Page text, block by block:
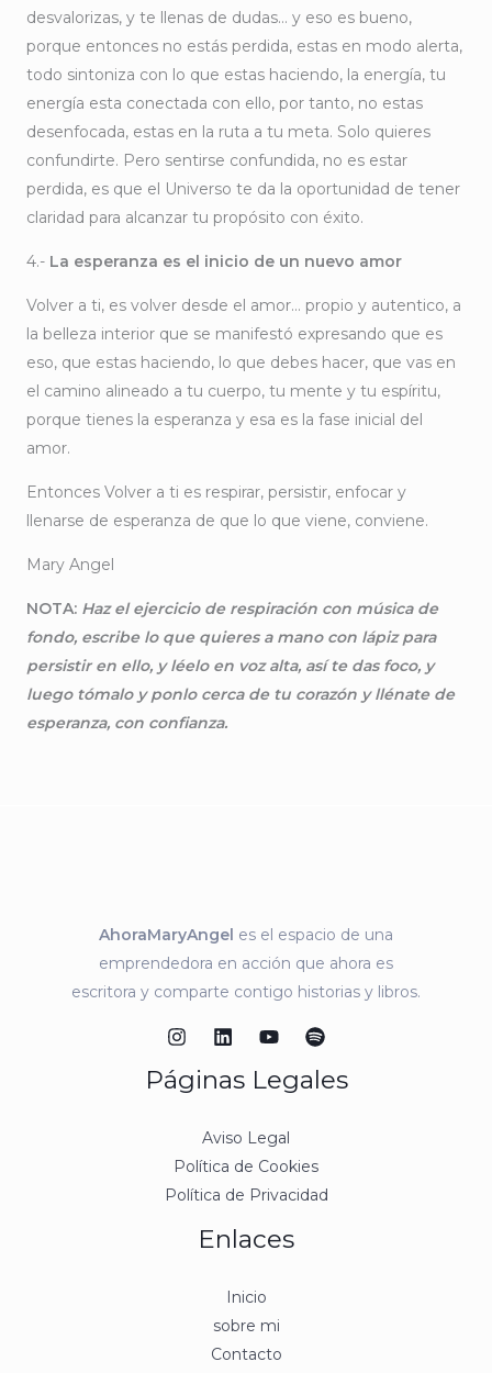
desvalorizas, y te llenas de dudas… y eso es bueno,
porque entonces no estás perdida, estas en modo alerta,
todo sintoniza con lo que estas haciendo, la energía, tu
energía esta conectada con ello, por tanto, no estas
desenfocada, estas en la ruta a tu meta. Solo quieres
confundirte. Pero sentirse confundida, no es estar
perdida, es que el Universo te da la oportunidad de tener
claridad para alcanzar tu propósito con éxito.
4.- La esperanza es el inicio de un nuevo amor
Volver a ti, es volver desde el amor… propio y autentico, a
la belleza interior que se manifestó expresando que es
eso, que estas haciendo, lo que debes hacer, que vas en
el camino alineado a tu cuerpo, tu mente y tu espíritu,
porque tienes la esperanza y esa es la fase inicial del
amor.
Entonces Volver a ti es respirar, persistir, enfocar y
llenarse de esperanza de que lo que viene, conviene.
Mary Angel
NOTA: Haz el ejercicio de respiración con música de
fondo, escribe lo que quieres a mano con lápiz para
persistir en ello, y léelo en voz alta, así te das foco, y
luego tómalo y ponlo cerca de tu corazón y llénate de
esperanza, con confianza.
AhoraMaryAngel es el espacio de una
emprendedora en acción que ahora es
escritora y comparte contigo historias y libros.
Páginas Legales
Aviso Legal
Política de Cookies
Política de Privacidad
Enlaces
Inicio
sobre mi
Contacto